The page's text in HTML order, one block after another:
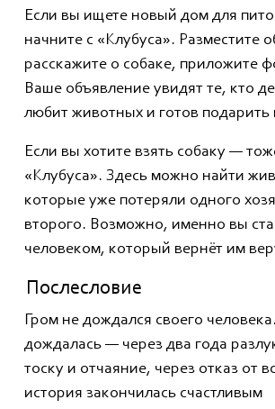
Если вы ищете новый дом для
начните с «Клубуса». Разместите
расскажите о собаке, приложите
Ваше объявление увидят те, кто
любит животных и готов подарить
Если вы хотите взять собаку —
«Клубуса». Здесь можно найти
которые уже потеряли одного
второго. Возможно, именно вы
человеком, который вернёт им
Послесловие
Гром не дождался своего
дождалась — через два года
тоску и отчаяние, через отказ от
история закончилась счастливым